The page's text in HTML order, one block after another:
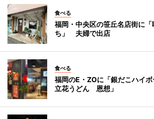
食べる
福岡・中央区の笹丘名店街に「
ち」 夫婦で出店
食べる
福岡のE・ZOに「銀だこハイ
立花うどん 恩想」